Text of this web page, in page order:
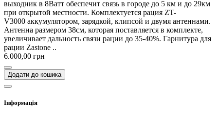
выходник в 8Ватт обеспечит связь в городе до 5 км и до 29км
при открытой местности. Комплектуется рация ZT-
V3000 аккумулятором, зарядкой, клипсой и двумя антеннами.
Антенна размером 38см, которая поставляется в комплекте,
увеличивает дальность связи рации до 35-40%. Гарнитура для
рации Zastone ..
6.000,00 грн
Додати до кошика
Інформація